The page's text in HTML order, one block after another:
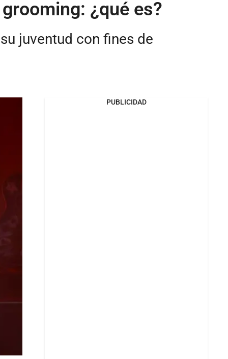
¿qué es?
juventud con fines de
PUBLICIDAD